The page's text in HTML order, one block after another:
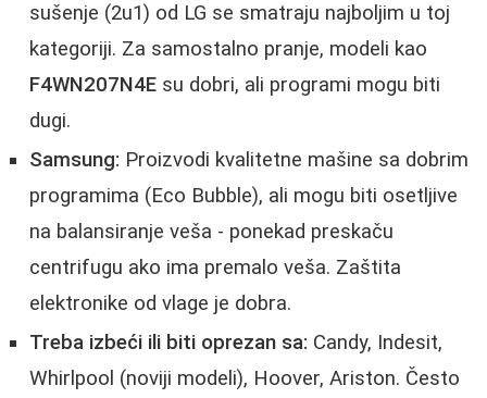
sušenje (2u1) od LG se smatraju najboljim u toj
kategoriji. Za samostalno pranje, modeli kao
F4WN207N4E su dobri, ali programi mogu biti
dugi.
Samsung: Proizvodi kvalitetne mašine sa dobrim
programima (Eco Bubble), ali mogu biti osetljive
na balansiranje veša - ponekad preskaču
centrifugu ako ima premalo veša. Zaštita
elektronike od vlage je dobra.
Treba izbeći ili biti oprezan sa: Candy, Indesit,
Whirlpool (noviji modeli), Hoover, Ariston. Često